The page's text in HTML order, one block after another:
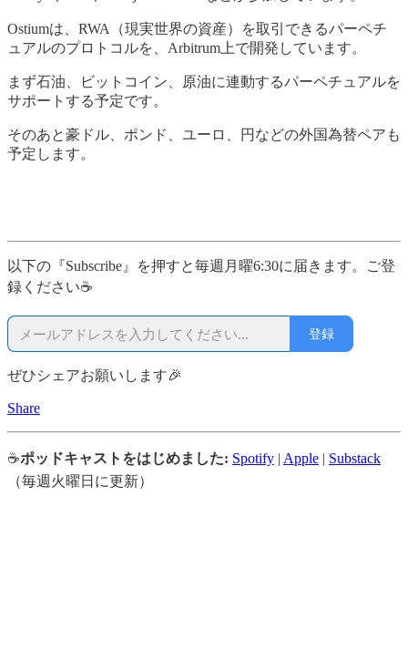
Ostiumは、RWA（現実世界の資産）を取引できるパーペチ
ュアルのプロトコルを、Arbitrum上で開発しています。
まず石油、ビットコイン、原油に連動するパーペチュアルを
サポートする予定です。
そのあと豪ドル、ポンド、ユーロ、円などの外国為替ペアも
予定します。
以下の『Subscribe』を押すと毎週月曜6:30に届きます。ご登
録ください☕
登録
ぜひシェアお願いします🎉
Share
☕ポッドキャストをはじめました: Spotify | Apple | Substack
（毎週火曜日に更新）